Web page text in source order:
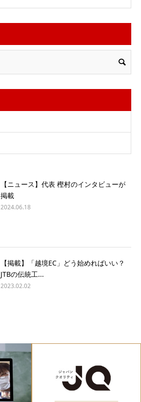
【ニュース】代表 樫村のインタビューが
掲載
2024.06.18
【掲載】「越境EC」どう始めればいい？
JTBの伝統工...
2023.02.02